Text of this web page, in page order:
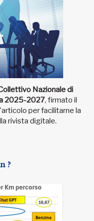
Nazionale di
2025-2027, firmato il
per facilitarne la
rivista digitale.
?